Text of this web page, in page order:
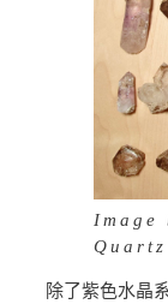
Image
Quartz
除了紫色水晶